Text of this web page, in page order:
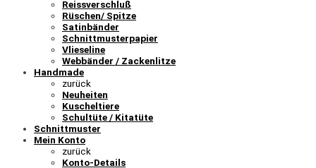
Reissverschluß
Rüschen/ Spitze
Satinbänder
Schnittmusterpapier
Vlieseline
Webbänder / Zackenlitze
Handmade
zurück
Neuheiten
Kuscheltiere
Schultüte / Kitatüte
Schnittmuster
Mein Konto
zurück
Konto-Details